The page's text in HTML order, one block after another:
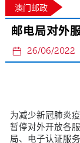
澳门邮政
邮电局对外
26/06/2022
为减少新冠肺炎
暂停对外开放各
局、电子认证服